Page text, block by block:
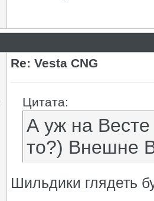
Re: Vesta CNG
Цитата:
А уж на Весте
то?) Внешне
Шильдики глядеть